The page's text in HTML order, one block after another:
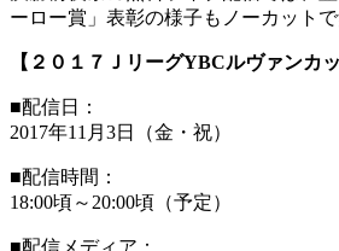
ーロー賞」表彰の様子もノーカット
【２０１７ＪリーグYBCルヴァンカ
■配信日：
2017年11月3日（金・祝）
■配信時間：
18:00頃～20:00頃（予定）